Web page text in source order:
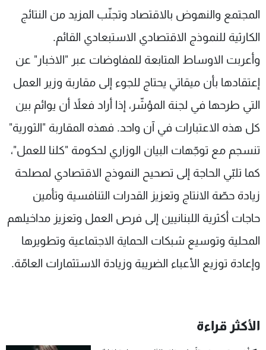
المجتمع والنهوض بالاقتصاد وتجنّب المزيد من النتائج
الكارثية للنموذج الاقتصادي الاستبعادي القائم.
وأعربت الاوساط المتابعة للمفاوضات عبر "الاخبار" عن
إعتقادها بأن ميقاتي يحتاج للجوء إلى مقاربة وزير العمل
التي طرحها في لجنة المؤشّر، إذا أراد فعلاً أن يوائم بين
كل هذه الاعتبارات في آن واحد. فهذه المقاربة "الثورية"
تنسجم مع توجّهات البيان الوزاري لحكومة "كلنا للعمل"،
كما تلبّي الحاجة إلى تصحيح النموذج الاقتصادي لمصلحة
زيادة حصّة الانتاج وتعزيز القدرات التنافسية وتأمين
حاجات أكثرية اللبنانيين إلى فرص العمل وتعزيز مداخيلهم
المحلية وتوسيع شبكات الحماية الاجتماعية وتطويرها
وإعادة توزيع الأعباء الضريبة وزيادة الاستثمارات العامّة.
الأكثر قراءة
كأس العالم
البرامج
جدول البرامج
شاهد البرامج
الترددات
عن MTV
الإنـتـاج
لاعلاناتكم
وظائف
تواصل معنا
شروط الإسـتخدام
سياسة الخصوصية